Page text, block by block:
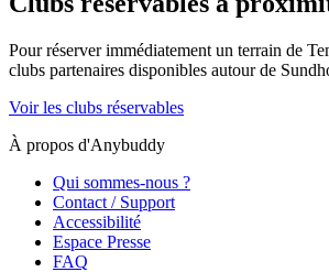
Pour réserver immédiatement un terrain de
clubs partenaires disponibles autour de
Voir les clubs réservables
À propos d'Anybuddy
Qui sommes-nous ?
Contact / Support
Accessibilité
Espace Presse
FAQ